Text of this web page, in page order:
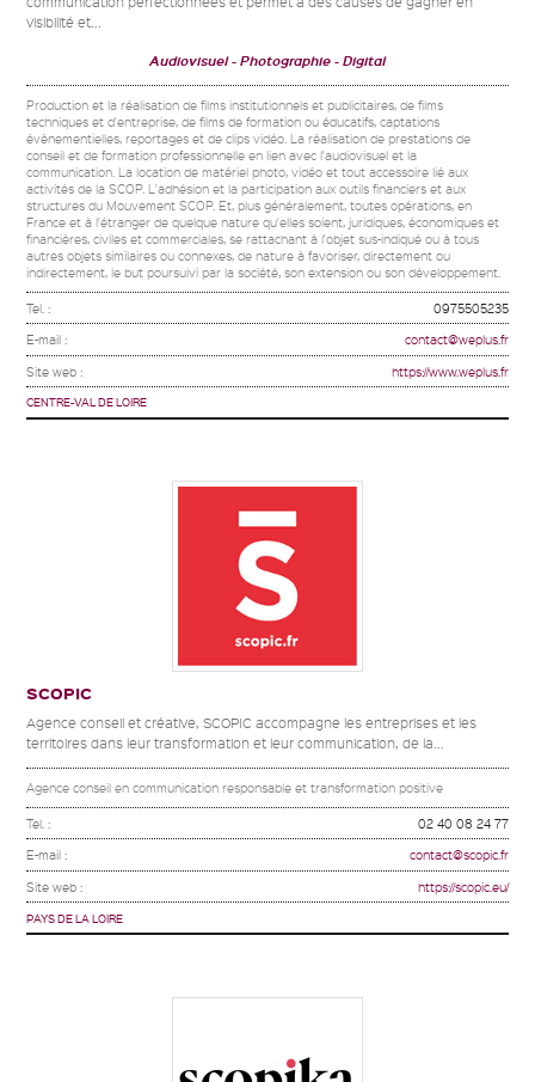
visibilité et...
Audiovisuel Photographie Digital
Production et la réalisation de films institutionnels et publicitaires, de films
techniques et d'entreprise, de films de formation ou éducatifs, captations
évènementielles, reportages et de clips vidéo. La réalisation de prestations de
conseil et de formation professionnelle en lien avec l'audiovisuel et la
communication. La location de matériel photo, vidéo et tout accessoire lié aux
activités de la SCOP. L'adhésion et la participation aux outils financiers et aux
structures du Mouvement SCOP. Et, plus généralement, toutes opérations, en
France et à l'étranger de quelque nature qu'elles soient, juridiques, économiques et
financières, civiles et commerciales, se rattachant à l'objet sus-indiqué ou à tous
autres objets similaires ou connexes, de nature à favoriser, directement ou
indirectement, le but poursuivi par la société, son extension ou son développement.
Tel. : 0975505235
E-mail : contact@weplus.fr
Site web : https://www.weplus.fr
CENTRE-VAL DE LOIRE
SCOPIC
Agence conseil et créative, SCOPIC accompagne les entreprises et les
territoires dans leur transformation et leur communication, de la...
Agence conseil en communication responsable et transformation positive
Tel. : 02 40 08 24 77
E-mail : contact@scopic.fr
Site web : https://scopic.eu/
PAYS DE LA LOIRE